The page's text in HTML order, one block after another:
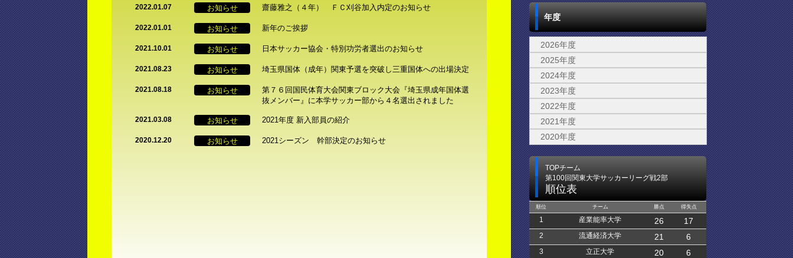
2022.01.07 お知らせ 齋藤雅之（４年） ＦＣ刈谷加入内定のお知らせ
2022.01.01 お知らせ 新年のご挨拶
2021.10.01 お知らせ 日本サッカー協会・特別功労者選出のお知らせ
2021.08.23 お知らせ 埼玉県国体（成年）関東予選を突破し三重国体への出場決定
2021.08.18 お知らせ
第７６回国民体育大会関東ブロック大会『埼玉県成年国体選
抜メンバー』に本学サッカー部から４名選出されました
2021.03.08 お知らせ 2021年度 新入部員の紹介
2020.12.20 お知らせ 2021シーズン 幹部決定のお知らせ
年度
2026年度
2025年度
2024年度
2023年度
2022年度
2021年度
2020年度
TOPチーム
第100回関東大学サッカーリーグ戦2部
順位表
順位 チーム 勝点 得失点
1 産業能率大学 26 17
2 流通経済大学 21 6
3 立正大学 20 6